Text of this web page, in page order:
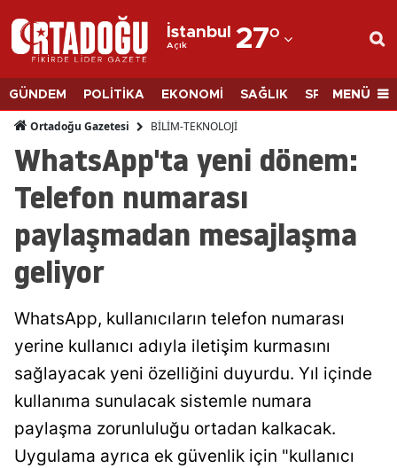
İstanbul
Açık 27°
Adana
Adıyaman
Afyonkarahisar
Ağrı
Amasya
Ankara
Aydın
Balıkesir
Bingöl
GÜNDEM POLİTİKA EKONOMİ SAĞLIK SPORMENÜ
Ortadoğu Gazetesi BİLİM-TEKNOLOJİ
WhatsApp'ta yeni dönem:
Telefon numarası
paylaşmadan mesajlaşma
geliyor
WhatsApp, kullanıcıların telefon numarası
yerine kullanıcı adıyla iletişim kurmasını
sağlayacak yeni özelliğini duyurdu. Yıl içinde
kullanıma sunulacak sistemle numara
paylaşma zorunluluğu ortadan kalkacak.
Uygulama ayrıca ek güvenlik için "kullanıcı